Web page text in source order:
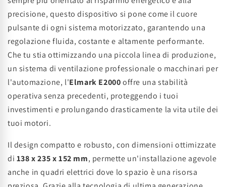
precisione, questo dispositivo si pone come il cuore
pulsante di ogni sistema motorizzato, garantendo una
regolazione fluida, costante e altamente performante.
Che tu stia ottimizzando una piccola linea di produzione,
un sistema di ventilazione professionale o macchinari per
l'automazione, l'Elmark E2000offre una stabilità
operativa senza precedenti, proteggendo i tuoi
investimenti e prolungando drasticamente la vita utile dei
tuoi motori.
Il design compatto e robusto, con dimensioni ottimizzate
di 138 x 235 x 152 mm, permette un'installazione agevole
anche in quadri elettrici dove lo spazio è una risorsa